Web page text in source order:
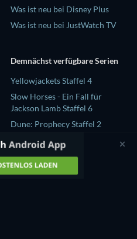
Was ist neu bei Disney Plus
Was ist neu bei JustWatch TV
Demnächst verfügbare Serien
Yellowjackets Staffel 4
Slow Horses - Ein Fall für
Jackson Lamb Staffel 6
Dune: Prophecy Staffel 2
The Gentlemen Staffel 2
Love Is Blind: UK Staffel 3